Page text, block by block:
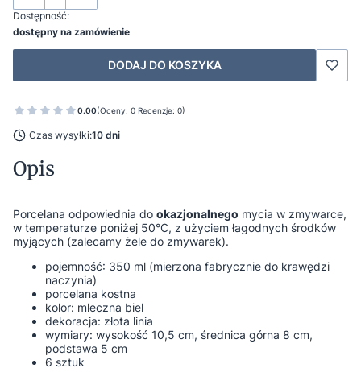
Dostępność:
dostępny na zamówienie
DODAJ DO KOSZYKA
0.00(Oceny: 0 Recenzje: 0)
Czas wysyłki:10 dni
Opis
Porcelana odpowiednia do okazjonalnego mycia w zmywarce,
w temperaturze poniżej 50°C, z użyciem łagodnych środków
myjących (zalecamy żele do zmywarek).
pojemność: 350 ml (mierzona fabrycznie do krawędzi
naczynia)
porcelana kostna
kolor: mleczna biel
dekoracja: złota linia
wymiary: wysokość 10,5 cm, średnica górna 8 cm,
podstawa 5 cm
6 sztuk